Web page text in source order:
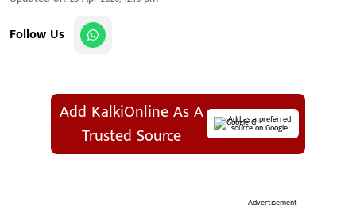
Follow Us
Add KalkiOnline As A
Trusted Source
Add as a preferred
source on Google
Advertisement